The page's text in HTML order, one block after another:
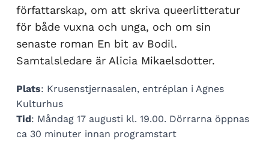
författarskap, om att skriva queerlitteratur
för både vuxna och unga, och om sin
senaste roman En bit av Bodil.
Samtalsledare är Alicia Mikaelsdotter.
Plats: Krusenstjernasalen, entréplan i Agnes
Kulturhus
Tid: Måndag 17 augusti kl. 19.00. Dörrarna öppnas
ca 30 minuter innan programstart